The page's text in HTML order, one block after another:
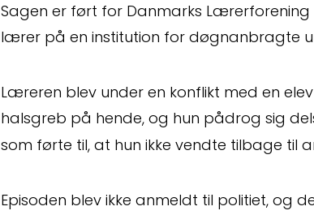
Sagen er ført for Danmarks
lærer på en institution for døgnanbragte
Læreren blev under en konflikt med en
halsgreb på hende, og hun pådrog sig
som førte til, at hun ikke vendte tilbage til
Episoden blev ikke anmeldt til politiet, og